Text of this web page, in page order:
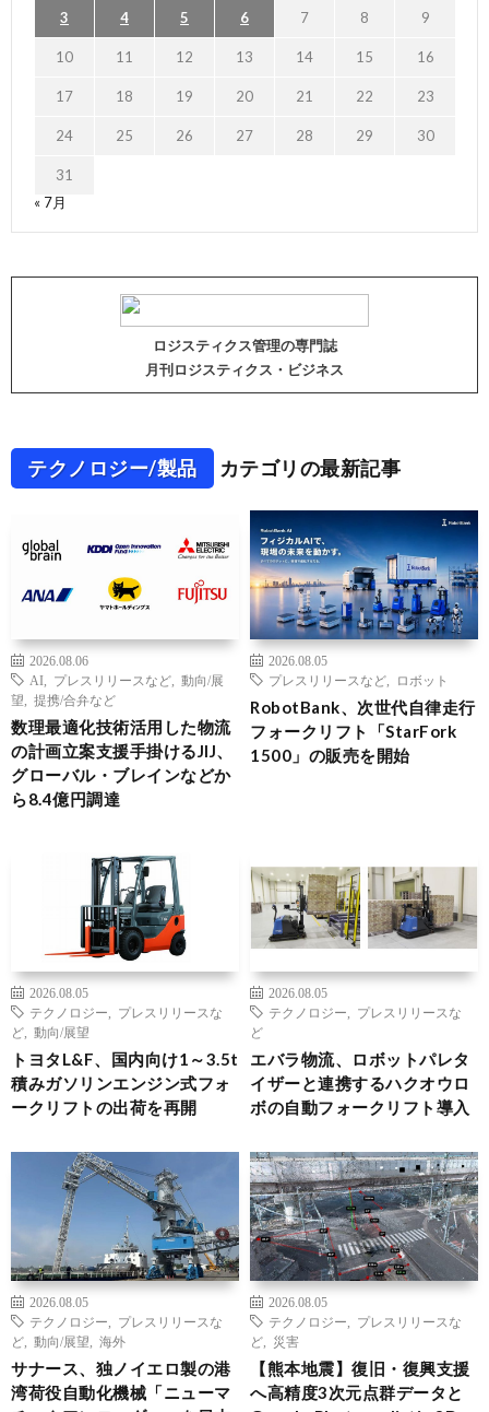
3 4 5 6 7 8 9
10 11 12 13 14 15 16
17 18 19 20 21 22 23
24 25 26 27 28 29 30
31
« 7月
ロジスティクス管理の専門誌
月刊ロジスティクス・ビジネス
テクノロジー/製品 カテゴリの最新記事
2026.08.06
AI
プレスリリースなど
動向/展
望
提携/合弁など
数理最適化技術活用した物流
の計画立案支援手掛けるJIJ、
グローバル・ブレインなどか
ら8.4億円調達
2026.08.05
プレスリリースなど
ロボット
RobotBank、次世代自律走行
フォークリフト「StarFork
1500」の販売を開始
2026.08.05
テクノロジー
プレスリリースな
ど
動向/展望
トヨタL&F、国内向け1～3.5t
積みガソリンエンジン式フォ
ークリフトの出荷を再開
2026.08.05
テクノロジー
プレスリリースな
ど
エバラ物流、ロボットパレタ
イザーと連携するハクオウロ
ボの自動フォークリフト導入
2026.08.05
テクノロジー
プレスリリースな
ど
動向/展望 海外
サナース、独ノイエロ製の港
湾荷役自動化機械「ニューマ
2026.08.05
テクノロジー
プレスリリースな
ど
災害
【熊本地震】復旧・復興支援
へ高精度3次元点群データと